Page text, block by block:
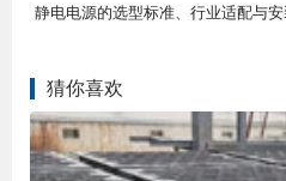
静电电源的选型标准、行业适配与
猜你喜欢